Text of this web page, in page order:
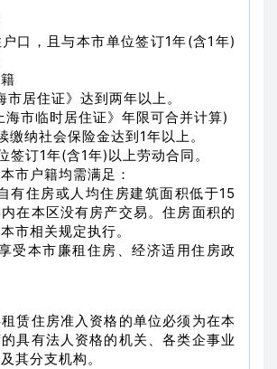
口，且与本市单位签订1年(含1年)
市居住证》达到两年以上。
海市临时居住证》年限可合并计算)
缴纳社会保险金达到1年以上。
签订1年(含1年)以上劳动合同。
市户籍均需满足：
有住房或人均住房建筑面积低于15
在本区没有房产交易。住房面积的
市相关规定执行。
受本市廉租住房、经济适用住房政
赁住房准入资格的单位必须为在本
具有法人资格的机关、各类企事业
其分支机构。